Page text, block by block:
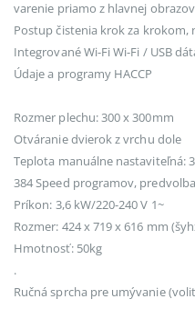
varenie priamo z hlavnej
Postup čistenia krok za krokom,
Integrované Wi-Fi Wi-Fi / USB
Údaje a programy HACCP
Rozmer plechu: 300 x 300mm
Otváranie dvierok z vrchu dole
Teplota manuálne nastaviteľná:
384 Speed programov,
Príkon: 3,6 kW/220-240 V 1~
Rozmer: 424 x 719 x 616 mm
Hmotnosť: 50kg
.
Ručná sprcha pre umývanie